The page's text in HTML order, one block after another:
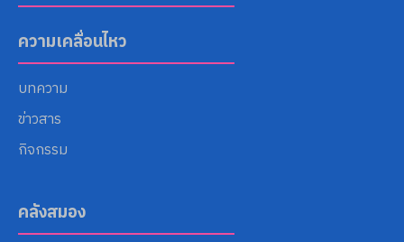
ความเคลื่อนไหว
บทความ
ข่าวสาร
กิจกรรม
คลังสมอง